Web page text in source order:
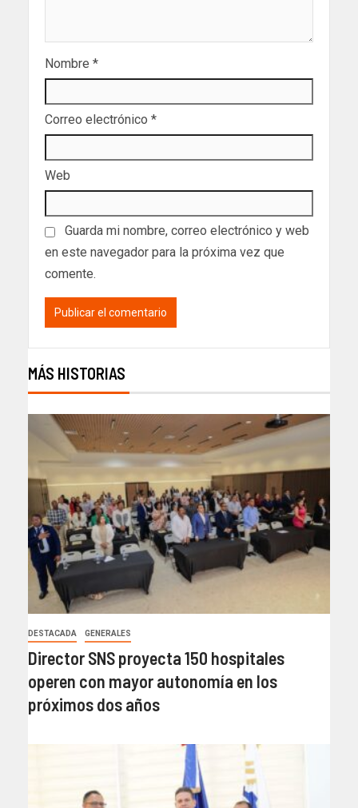
Nombre *
Correo electrónico *
Web
Guarda mi nombre, correo electrónico y web
en este navegador para la próxima vez que
comente.
MÁS HISTORIAS
DESTACADA GENERALES
Director SNS proyecta 150 hospitales
operen con mayor autonomía en los
próximos dos años